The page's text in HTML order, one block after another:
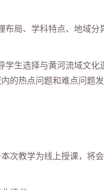
局、学科特点、地域分
生选择与黄河流域文化
的热点问题和难点问题发
次教学为线上授课，将